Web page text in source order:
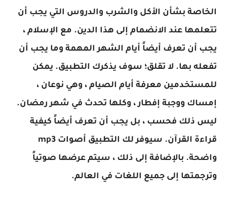
الخاصة بشأن الأكل والشرب والدروس التي يجب أن
تتعلمها عند الانضمام إلى هذا الدين. مع الإسلام ،
يجب أن تعرف أيضاً أيام الشهر المهمة وما يجب أن
تفعله بها. لا تقلق؛ سوف يذكرك التطبيق. يمكن
للمستخدمين معرفة أيام الصيام ، وهي نوعان ،
إمساك ووجبة إفطار ، وكلها تحدث في شهر رمضان.
ليس ذلك فحسب ، بل يجب أن تعرف أيضاً كيفية
قراءة القرآن. سيوفر لك التطبيق أصوات mp3
واضحة. بالإضافة إلى ذلك ، سيتم عرضها صوتياً
وترجمتها إلى جميع اللغات في العالم.